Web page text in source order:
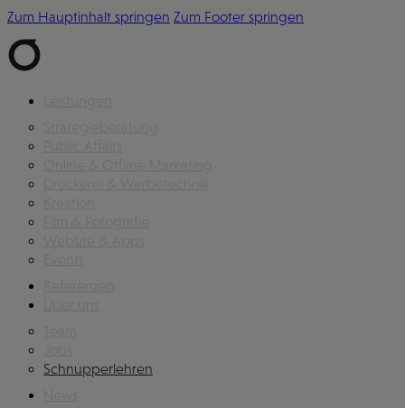
Zum Hauptinhalt springen Zum Footer springen
Schnupperlehren